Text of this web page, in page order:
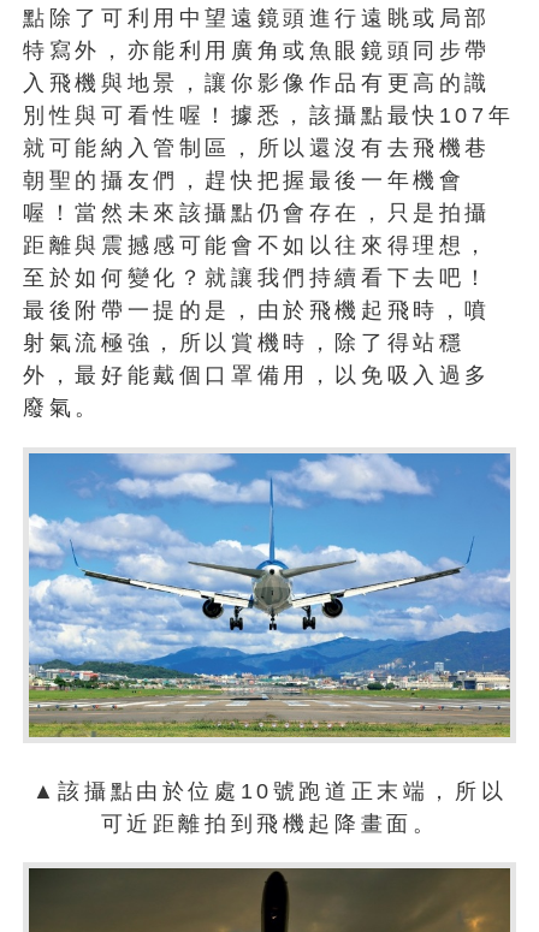
點除了可利用中望遠鏡頭進行遠眺或局部
特寫外，亦能利用廣角或魚眼鏡頭同步帶
入飛機與地景，讓你影像作品有更高的識
別性與可看性喔！據悉，該攝點最快107年
就可能納入管制區，所以還沒有去飛機巷
朝聖的攝友們，趕快把握最後一年機會
喔！當然未來該攝點仍會存在，只是拍攝
距離與震撼感可能會不如以往來得理想，
至於如何變化？就讓我們持續看下去吧！
最後附帶一提的是，由於飛機起飛時，噴
射氣流極強，所以賞機時，除了得站穩
外，最好能戴個口罩備用，以免吸入過多
廢氣。
▲該攝點由於位處10號跑道正末端，所以
可近距離拍到飛機起降畫面。